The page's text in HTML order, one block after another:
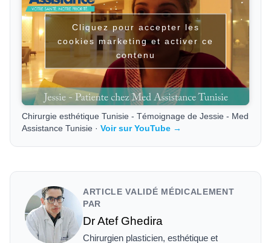
Cliquez pour accepter les
cookies marketing et activer ce
contenu
Chirurgie esthétique Tunisie - Témoignage de Jessie - Med
Assistance Tunisie ·Voir sur YouTube →
ARTICLE VALIDÉ MÉDICALEMENT
PAR
Dr Atef Ghedira
Chirurgien plasticien, esthétique et